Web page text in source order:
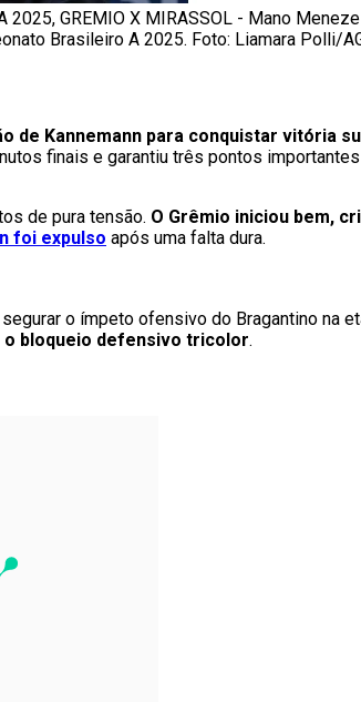
2025, GREMIO X MIRASSOL - Mano
Brasileiro A 2025. Foto: Liamara Polli/
de Kannemann para conquistar vitória
finais e garantiu três pontos
de pura tensão. O Grêmio iniciou bem,
foi expulso após uma falta dura.
o ímpeto ofensivo do Bragantino na
o bloqueio defensivo tricolor.